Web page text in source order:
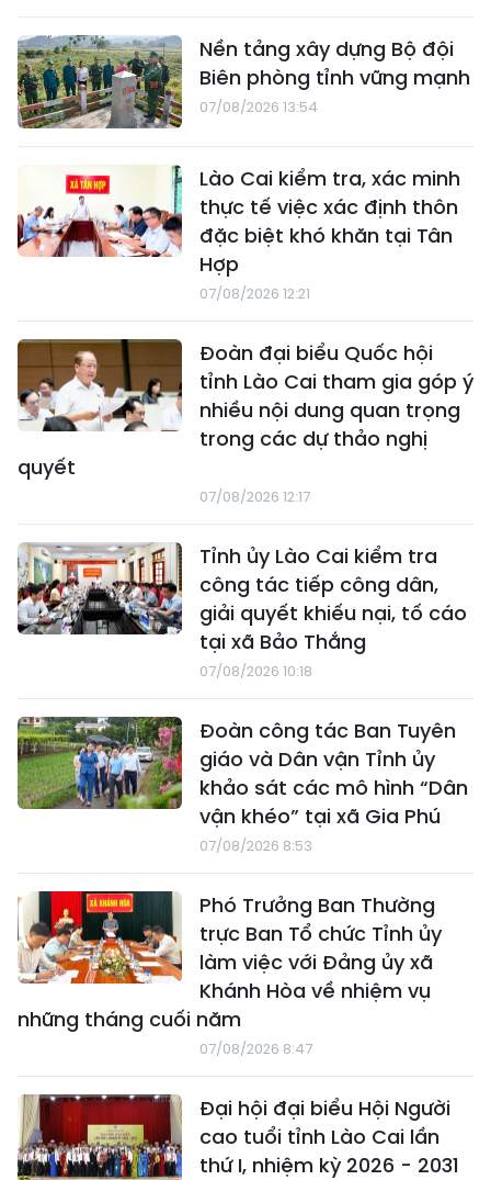
Nền tảng xây dựng Bộ đội
Biên phòng tỉnh vững mạnh
07/08/2026 13:54
Lào Cai kiểm tra, xác minh
thực tế việc xác định thôn
đặc biệt khó khăn tại Tân
Hợp
07/08/2026 12:21
Đoàn đại biểu Quốc hội
tỉnh Lào Cai tham gia góp ý
nhiều nội dung quan trọng
trong các dự thảo nghị
quyết
07/08/2026 12:17
Tỉnh ủy Lào Cai kiểm tra
công tác tiếp công dân,
giải quyết khiếu nại, tố cáo
tại xã Bảo Thắng
07/08/2026 10:18
Đoàn công tác Ban Tuyên
giáo và Dân vận Tỉnh ủy
khảo sát các mô hình “Dân
vận khéo” tại xã Gia Phú
07/08/2026 8:53
Phó Trưởng Ban Thường
trực Ban Tổ chức Tỉnh ủy
làm việc với Đảng ủy xã
Khánh Hòa về nhiệm vụ
những tháng cuối năm
07/08/2026 8:47
Đại hội đại biểu Hội Người
cao tuổi tỉnh Lào Cai lần
thứ I, nhiệm kỳ 2026 - 2031